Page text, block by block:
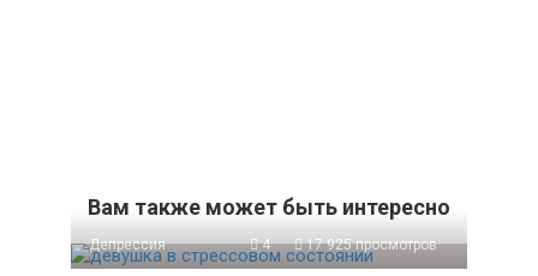
Вам также может быть интересно
Депрессия 4 17 925 просмотров